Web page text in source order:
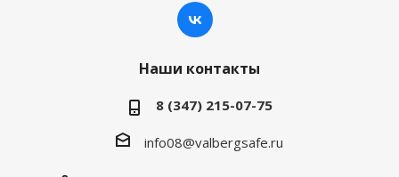
Наши контакты
8 (347) 215-07-75
info08@valbergsafe.ru